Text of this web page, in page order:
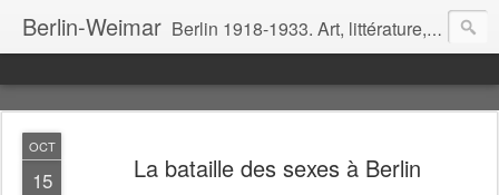
Berlin-Weimar Berlin 1918-1933. Art, littérature, cinéma, théâtre, politique, mœurs.
OCT
15 La bataille des sexes à Berlin